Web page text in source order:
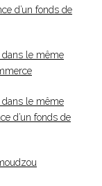
d’un fonds de
dans le même
dans le même
d’un fonds de